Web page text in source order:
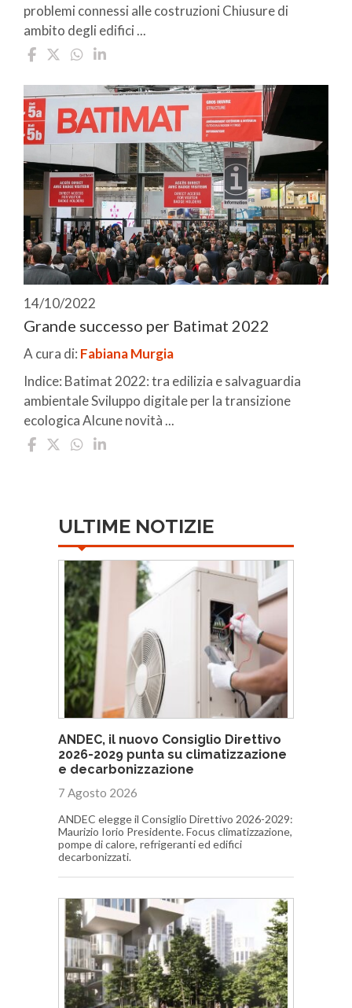
problemi connessi alle costruzioni Chiusure di
ambito degli edifici ...
14/10/2022
Grande successo per Batimat 2022
A cura di: Fabiana Murgia
Indice: Batimat 2022: tra edilizia e salvaguardia
ambientale Sviluppo digitale per la transizione
ecologica Alcune novità ...
ULTIME NOTIZIE
ANDEC, il nuovo Consiglio Direttivo
2026-2029 punta su climatizzazione
e decarbonizzazione
7 Agosto 2026
ANDEC elegge il Consiglio Direttivo 2026-2029:
Maurizio Iorio Presidente. Focus climatizzazione,
pompe di calore, refrigeranti ed edifici
decarbonizzati.